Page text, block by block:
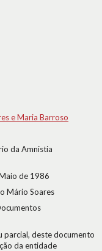
e Maria Barroso
da Amnistia
de 1986
Mário Soares
parcial, deste documento
da entidade